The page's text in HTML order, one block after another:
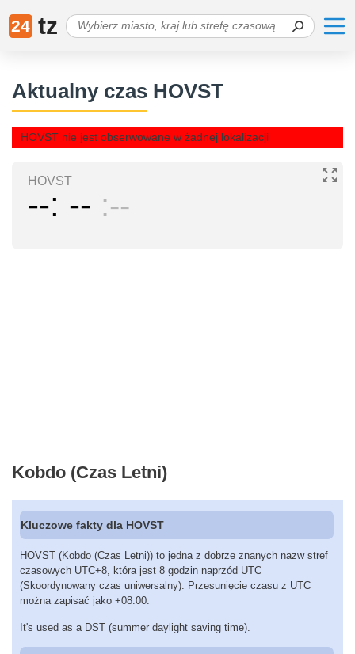
24 tz
Aktualny czas HOVST
HOVST nie jest obserwowane w żadnej lokalizacji
HOVST
-- -- --
Kobdo (Czas Letni)
Kluczowe fakty dla HOVST
HOVST (Kobdo (Czas Letni)) to jedna z dobrze znanych nazw stref
czasowych UTC+8, która jest 8 godzin naprzód UTC
(Skoordynowany czas uniwersalny). Przesunięcie czasu z UTC
można zapisać jako +08:00.
It's used as a DST (summer daylight saving time).